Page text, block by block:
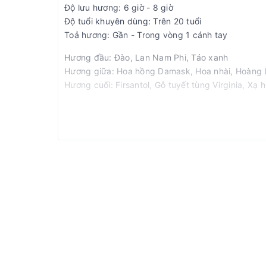
Độ lưu hương: 6 giờ - 8 giờ
Độ tuổi khuyên dùng: Trên 20 tuổi
Toả hương: Gần - Trong vòng 1 cánh tay
Hương đầu: Đào, Lan Nam Phi, Táo xanh
Hương giữa: Hoa hồng Damask, Hoa nhài, Hoàng
Hương cuối: Firsantol, Gỗ tuyết tùng Virginia, Xạ